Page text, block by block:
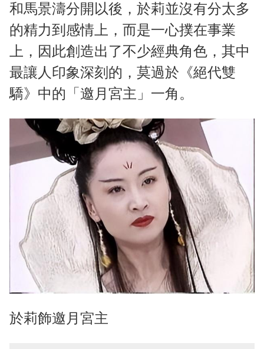
和馬景濤分開以後，於莉並沒有分太多
的精力到感情上，而是一心撲在事業
上，因此創造出了不少經典角色，其中
最讓人印象深刻的，莫過於《絕代雙
驕》中的「邀月宮主」一角。
於莉飾邀月宮主